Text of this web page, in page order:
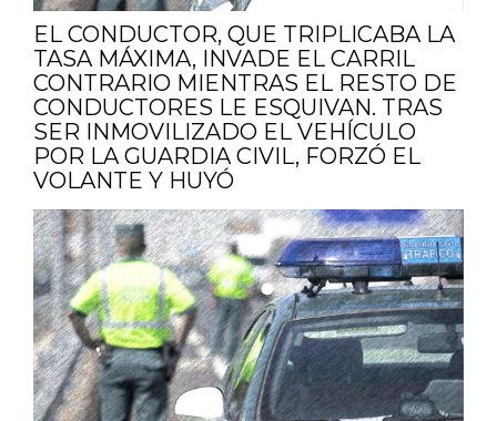
EL CONDUCTOR, QUE TRIPLICABA LA
TASA MÁXIMA, INVADE EL CARRIL
CONTRARIO MIENTRAS EL RESTO DE
CONDUCTORES LE ESQUIVAN. TRAS
SER INMOVILIZADO EL VEHÍCULO
POR LA GUARDIA CIVIL, FORZÓ EL
VOLANTE Y HUYÓ